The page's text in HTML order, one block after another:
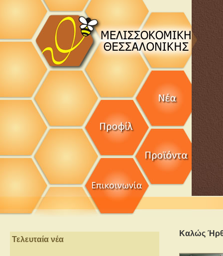
Τελευταία νέα
Καλώς